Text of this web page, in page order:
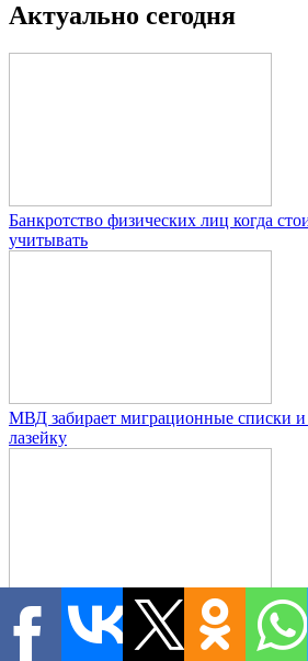
Актуально сегодня
Банкротство физических лиц когда
учитывать
МВД забирает миграционные списки и
лазейку
263 дня мужества Россия вспоминает